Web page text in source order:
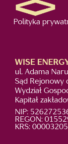
Polityka
WISE
ul. Adama
Sąd Rejonowy
Wydział
Kapitał
NIP:
REGON:
KRS: